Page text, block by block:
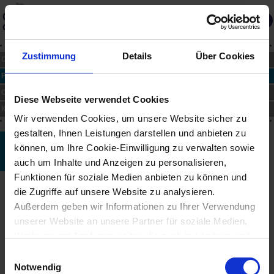
Zustimmung Details Über Cookies
Diese Webseite verwendet Cookies
Wir verwenden Cookies, um unsere Website sicher zu
gestalten, Ihnen Leistungen darstellen und anbieten zu
können, um Ihre Cookie-Einwilligung zu verwalten sowie
auch um Inhalte und Anzeigen zu personalisieren,
Funktionen für soziale Medien anbieten zu können und
die Zugriffe auf unsere Website zu analysieren.
Außerdem geben wir Informationen zu Ihrer Verwendung
unserer Website an unsere Partner für soziale Medien,
gegeben ist, und in denen Sie Ihre Rechte uU nicht
Notwendig
Gedächtnis
des Landes
Merkliste
CHRONIK
PERSONEN
Jorit Aust
*1963
Biographie
Geboren in Zaragoza/Spanien, lebt und arbeitet in Wien. Besuch
der Graphischen Lehr- und Versuchsanstalt; 1982 Cofounder der
Robert Mapplethorp, Christian Vogt, Günter Selichar, Herlinde
Beginn als Featurefotograf u. a. für "Wiener", "Diva", "Stern", "Trend";